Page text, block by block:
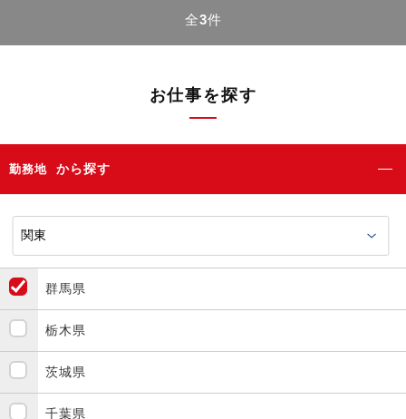
全3件
お仕事を探す
勤務地 から探す
群馬県
栃木県
茨城県
千葉県